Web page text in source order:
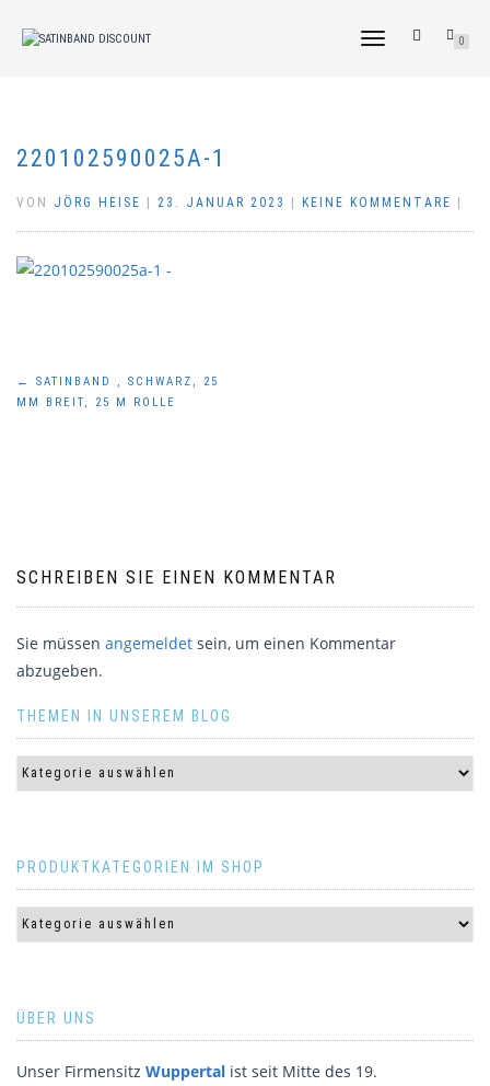
NAVIGATION
0
220102590025A-1
VON JÖRG HEISE 23. JANUAR 2023 KEINE KOMMENTARE
Beitragsnavigation
←
SATINBAND , SCHWARZ, 25
MM BREIT, 25 M ROLLE
SCHREIBEN SIE EINEN KOMMENTAR
Sie müssen angemeldet sein, um einen Kommentar
abzugeben.
THEMEN IN UNSEREM BLOG
PRODUKTKATEGORIEN IM SHOP
ÜBER UNS
Unser Firmensitz Wuppertal ist seit Mitte des 19.